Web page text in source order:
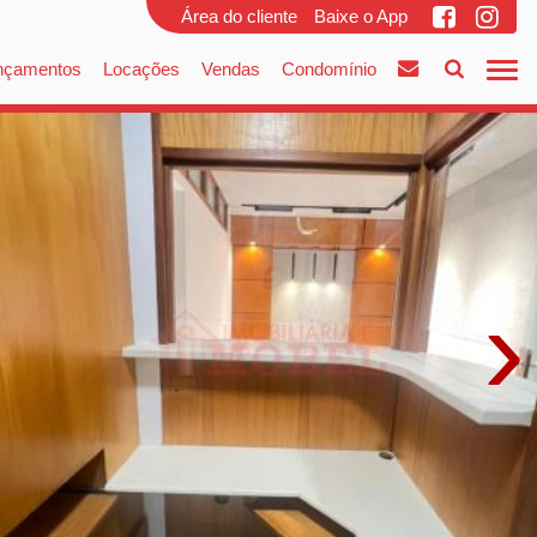
Área do cliente Baixe o App
Locações Vendas Condomínio
›